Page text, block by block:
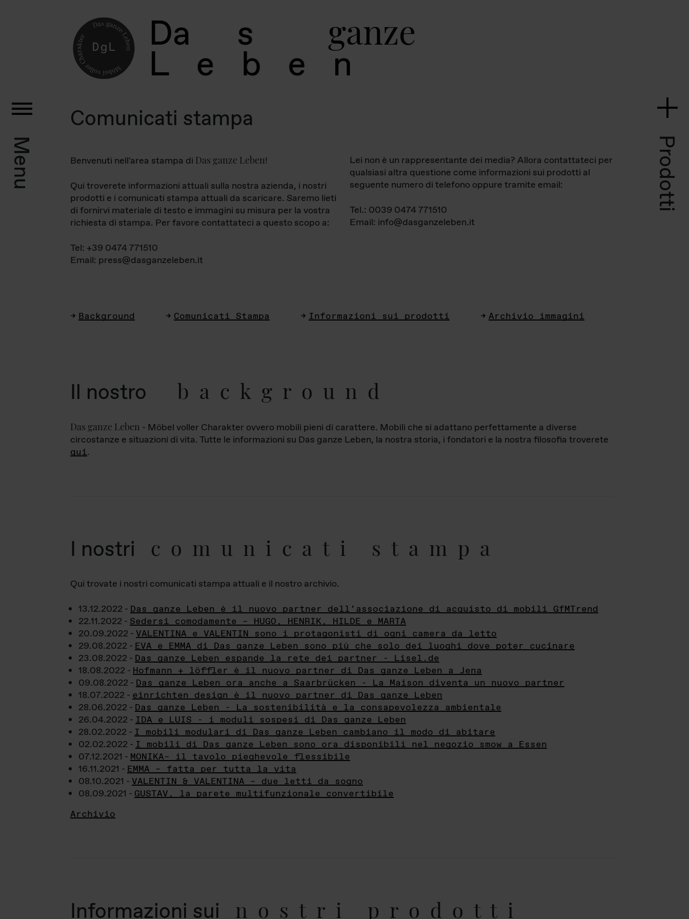
Da s ganz
L e b
Menu Prodotti
Comunicati stampa
Benvenuti nell'area stampa di Das ganze Leben!
Qui troverete informazioni attuali sulla nostra azienda, i nostri
prodotti e i comunicati stampa attuali da scaricare. Saremo lieti
di fornirvi materiale di testo e immagini su misura per la vostra
richiesta di stampa. Per favore contattateci a questo scopo a:
Tel: +39 0474 771510
Email: press@dasganzeleben.it
Lei non è un rappresentante dei media? Allora contattateci per
qualsiasi altra questione come informazioni sui prodotti al
seguente numero di telefono oppure tramite email:
Tel.: 0039 0474 771510
Email: info@dasganzeleben.it
Background Comunicati Stampa Informazioni sui prodotti Archivio immagini
Il nostro background
Das ganze Leben - Möbel voller Charakter ovvero mobili pieni di carattere. Mobili che si adattano perfettamente a diverse
circostanze e situazioni di vita. Tutte le informazioni su Das ganze Leben, la nostra storia, i fondatori e la nostra filosofia troverete
qui.
I nostri comunicati stampa
Qui trovate i nostri comunicati stampa attuali e il nostro archivio.
13.12.2022 - Das ganze Leben è il nuovo partner dell’associazione di acquisto di mobili GfMTrend
22.11.2022 - Sedersi comodamente – HUGO, HENRIK, HILDE e MARTA
20.09.2022 - VALENTINA e VALENTIN sono i protagonisti di ogni camera da letto
29.08.2022 - EVA e EMMA di Das ganze Leben sono più che solo dei luoghi dove poter cucinare
23.08.2022 - Das ganze Leben espande la rete dei partner - Lisel.de
18.08.2022 - Hofmann + löffler è il nuovo partner di Das ganze Leben a Jena
09.08.2022 - Das ganze Leben ora anche a Saarbrücken - La Maison diventa un nuovo partner
18.07.2022 - einrichten design è il nuovo partner di Das ganze Leben
28.06.2022 - Das ganze Leben - La sostenibilità e la consapevolezza ambientale
26.04.2022 - IDA e LUIS - i moduli sospesi di Das ganze Leben
28.02.2022 - I mobili modulari di Das ganze Leben cambiano il modo di abitare
02.02.2022 - I mobili di Das ganze Leben sono ora disponibili nel negozio smow a Essen
07.12.2021 - MONIKA– il tavolo pieghevole flessibile
16.11.2021 - EMMA – fatta per tutta la vita
08.10.2021 - VALENTIN & VALENTINA – due letti da sogno
08.09.2021 - GUSTAV, la parete multifunzionale convertibile
Archivio
Informazioni sui nostri prodotti